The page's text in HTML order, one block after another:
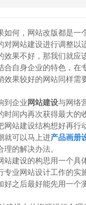
如何，网站改版都是
网站建设进行调整以
不好，那我们就应
合自身企业的特色，在
较好的网站同样需
企业 网站建设与网络
间内再次获得最大的
站建设结构想好再行
可以马上进产品画册
的解决办法。
设的构思用一个具
业网站设计工作的实
后最好能先用一个